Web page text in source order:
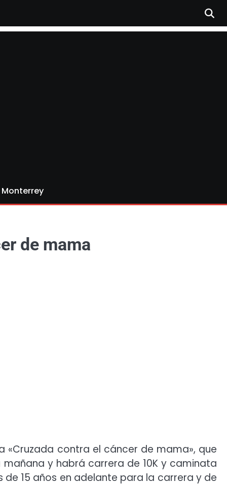
Monterrey
de mama
«Cruzada contra el cáncer de mama», que
y habrá carrera de 10K y caminata
de 15 años en adelante para la carrera y de